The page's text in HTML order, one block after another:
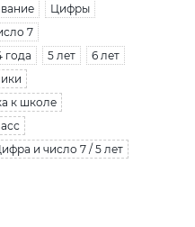
Цифры
7
года 5 лет
6 лет
к школе
и число 7 / 5 лет